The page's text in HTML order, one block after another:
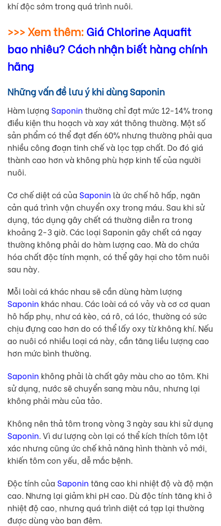
khí độc sớm trong quá trình nuôi.
>>> Xem thêm: Giá Chlorine Aquafit
bao nhiêu? Cách nhận biết hàng chính
hãng
Những vấn đề lưu ý khi dùng Saponin
Hàm lượng Saponin thường chỉ đạt mức 12-14% trong
điều kiện thu hoạch và xay xát thông thường. Một số
sản phẩm có thể đạt đến 60% nhưng thường phải qua
nhiều công đoạn tinh chế và lọc tạp chất. Do đó giá
thành cao hơn và không phù hợp kinh tế của người
nuôi.
Cơ chế diệt cá của Saponin là ức chế hô hấp, ngăn
cản quá trình vận chuyển oxy trong máu. Sau khi sử
dụng, tác dụng gây chết cá thường diễn ra trong
khoảng 2-3 giờ. Các loại Saponin gây chết cá ngay
thường không phải do hàm lượng cao. Mà do chứa
hóa chất độc tính mạnh, có thể gây hại cho tôm nuôi
sau này.
Mỗi loài cá khác nhau sẽ cần dùng hàm lượng
Saponin khác nhau. Các loài cá có vảy và cơ cơ quan
hô hấp phụ, như cá kèo, cá rô, cá lóc, thường có sức
chịu đựng cao hơn do có thể lấy oxy từ không khí. Nếu
ao nuôi có nhiều loại cá này, cần tăng liều lượng cao
hơn mức bình thường.
Saponin không phải là chất gây màu cho ao tôm. Khi
sử dụng, nước sẽ chuyển sang màu nâu, nhưng lại
không phải màu của tảo.
Không nên thả tôm trong vòng 3 ngày sau khi sử dụng
Saponin. Vì dư lượng còn lại có thể kích thích tôm lột
xác nhưng cũng ức chế khả năng hình thành vỏ mới,
khiến tôm con yếu, dễ mắc bệnh.
Độc tính của Saponin tăng cao khi nhiệt độ và độ mặn
cao. Nhưng lại giảm khi pH cao. Dù độc tính tăng khi ở
nhiệt độ cao, nhưng quá trình diệt cá tạp lại thường
được dùng vào ban đêm.